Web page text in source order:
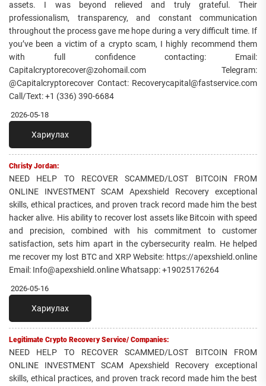
assets. I was beyond relieved and truly grateful. Their
professionalism, transparency, and constant communication
throughout the process gave me hope during a very difficult time. If
you’ve been a victim of a crypto scam, I highly recommend them
with full confidence contacting: Email:
Capitalcryptorecover@zohomail.com Telegram:
@Capitalcryptorecover Contact: Recoverycapital@fastservice.com
Call/Text: +1 (336) 390-6684
2026-05-18
Хариулах
Christy Jordan:
NEED HELP TO RECOVER SCAMMED/LOST BITCOIN FROM
ONLINE INVESTMENT SCAM Apexshield Recovery exceptional
skills, ethical practices, and proven track record made him the best
hacker alive. His ability to recover lost assets like Bitcoin with speed
and precision, combined with his commitment to customer
satisfaction, sets him apart in the cybersecurity realm. He helped
me recover my lost BTC and XRP Website: https://apexshield.online
Email: Info@apexshield.online Whatsapp: +19025176264
2026-05-16
Хариулах
Legitimate Crypto Recovery Service/ Companies:
NEED HELP TO RECOVER SCAMMED/LOST BITCOIN FROM
ONLINE INVESTMENT SCAM Apexshield Recovery exceptional
skills, ethical practices, and proven track record made him the best